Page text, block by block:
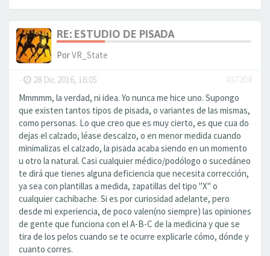
RE: ESTUDIO DE PISADA
PorVR_State
- 28 Dic 2016, 16:05
#37204
Mmmmm, la verdad, ni idea. Yo nunca me hice uno. Supongo
que existen tantos tipos de pisada, o variantes de las mismas,
como personas. Lo que creo que es muy cierto, es que cua do
dejas el calzado, léase descalzo, o en menor medida cuando
minimalizas el calzado, la pisada acaba siendo en un momento
u otro la natural. Casi cualquier médico/podólogo o sucedáneo
te dirá que tienes alguna deficiencia que necesita corrección,
ya sea con plantillas a medida, zapatillas del tipo "X" o
cualquier cachibache. Si es por curiosidad adelante, pero
desde mi experiencia, de poco valen(no siempre) las opiniones
de gente que funciona con el A-B-C de la medicina y que se
tira de los pelos cuando se te ocurre explicarle cómo, dónde y
cuanto corres.